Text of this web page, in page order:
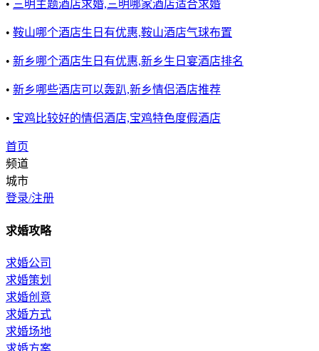
• 三明主题酒店求婚,三明哪家酒店适合求婚
• 鞍山哪个酒店生日有优惠,鞍山酒店气球布置
• 新乡哪个酒店生日有优惠,新乡生日宴酒店排名
• 新乡哪些酒店可以轰趴,新乡情侣酒店推荐
• 宝鸡比较好的情侣酒店,宝鸡特色度假酒店
首页
频道
城市
登录/注册
求婚攻略
求婚公司
求婚策划
求婚创意
求婚方式
求婚场地
求婚方案